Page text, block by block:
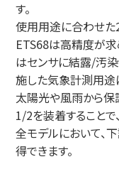
す。
使用用途に合わせた
ETS68は高精度が求
はセンサに結露/汚
施した気象計測用途
太陽光や風雨から保
1/2を装着することで
全モデルにおいて、
得できます。